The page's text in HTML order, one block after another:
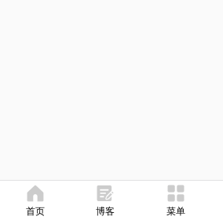
首页 博客 菜单